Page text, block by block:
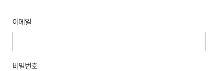
이메일
비밀번호